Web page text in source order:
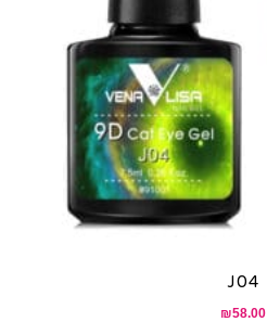
J04
₪58.00